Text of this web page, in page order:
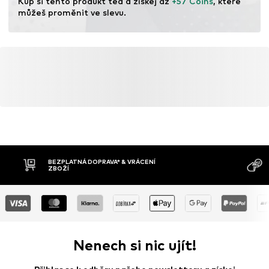
nových surovin, minimalizovat odpad a chránit přírodní
zdroje.
můžeš proměnit ve slevu.
BEZPLATNÁ DOPRAVA* & VRÁCENÍ
ZBOŽÍ
Nenech si nic ujít!